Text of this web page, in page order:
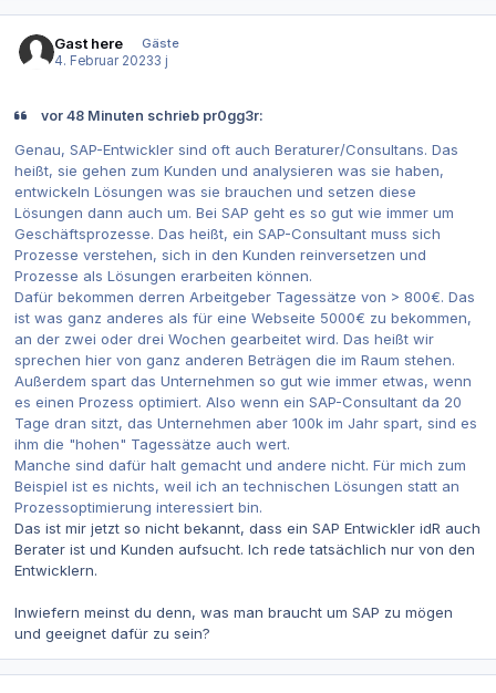
Gast here
Gäste
4. Februar 20233 j
vor 48 Minuten schrieb pr0gg3r:
Genau, SAP-Entwickler sind oft auch Beraturer/Consultans. Das
heißt, sie gehen zum Kunden und analysieren was sie haben,
entwickeln Lösungen was sie brauchen und setzen diese
Lösungen dann auch um. Bei SAP geht es so gut wie immer um
Geschäftsprozesse. Das heißt, ein SAP-Consultant muss sich
Prozesse verstehen, sich in den Kunden reinversetzen und
Prozesse als Lösungen erarbeiten können.
Dafür bekommen derren Arbeitgeber Tagessätze von > 800€. Das
ist was ganz anderes als für eine Webseite 5000€ zu bekommen,
an der zwei oder drei Wochen gearbeitet wird. Das heißt wir
sprechen hier von ganz anderen Beträgen die im Raum stehen.
Außerdem spart das Unternehmen so gut wie immer etwas, wenn
es einen Prozess optimiert. Also wenn ein SAP-Consultant da 20
Tage dran sitzt, das Unternehmen aber 100k im Jahr spart, sind es
ihm die "hohen" Tagessätze auch wert.
Manche sind dafür halt gemacht und andere nicht. Für mich zum
Beispiel ist es nichts, weil ich an technischen Lösungen statt an
Prozessoptimierung interessiert bin.
Das ist mir jetzt so nicht bekannt, dass ein SAP Entwickler idR auch
Berater ist und Kunden aufsucht. Ich rede tatsächlich nur von den
Entwicklern.
Inwiefern meinst du denn, was man braucht um SAP zu mögen
und geeignet dafür zu sein?